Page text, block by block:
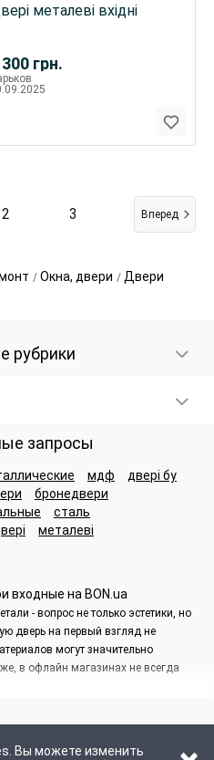
грн.
металеві вхідні
2 3 Вперед
Окна, двери
Двери
рубрики
запросы
мдф
двері бу
бронедвери
сталь
металеві
Вы можете изменить
входные на BON.ua
- вопрос не только эстетики, но
дверь на первый взгляд не
могут значительно
в офлайн магазинах не всегда
дополнительной наценки за